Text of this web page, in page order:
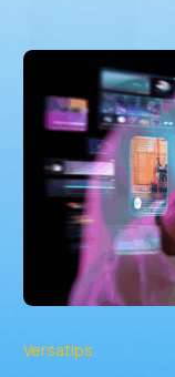
Versatips